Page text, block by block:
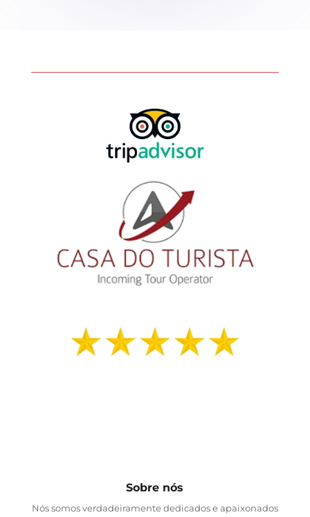
Sobre nós
Nós somos verdadeiramente dedicados e apaixonados